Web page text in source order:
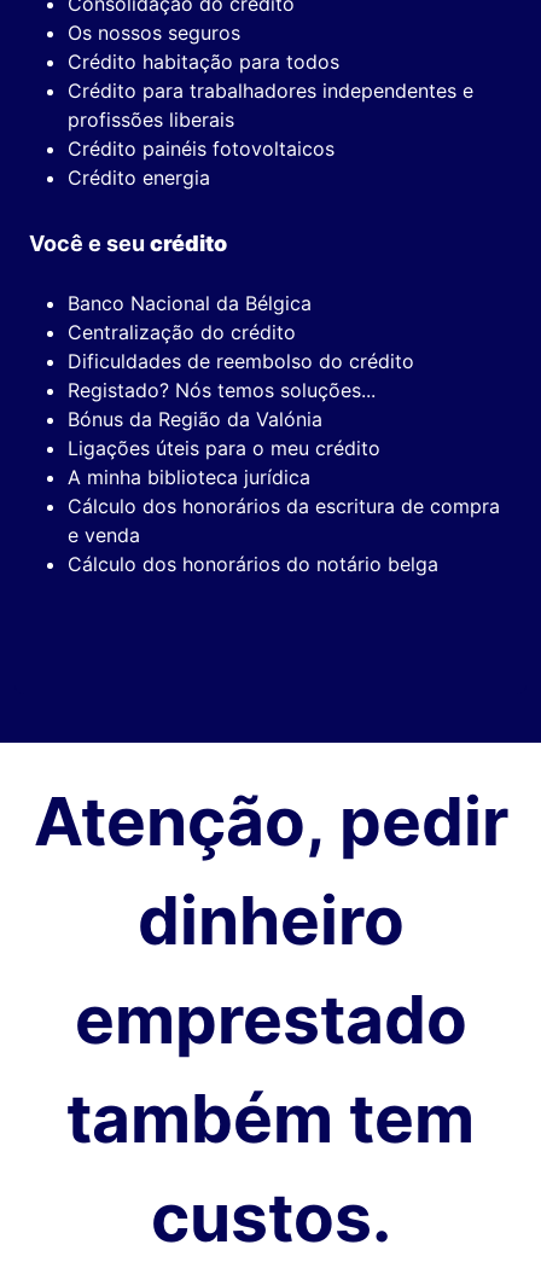
Os nossos seguros
Crédito habitação para todos
Crédito para trabalhadores independentes e
profissões liberais
Crédito painéis fotovoltaicos
Crédito energia
Você e seu crédito
Banco Nacional da Bélgica
Centralização do crédito
Dificuldades de reembolso do crédito
Registado? Nós temos soluções...
Bónus da Região da Valónia
Ligações úteis para o meu crédito
A minha biblioteca jurídica
Cálculo dos honorários da escritura de compra
e venda
Cálculo dos honorários do notário belga
Atenção, pedir
dinheiro
emprestado
também tem
custos.